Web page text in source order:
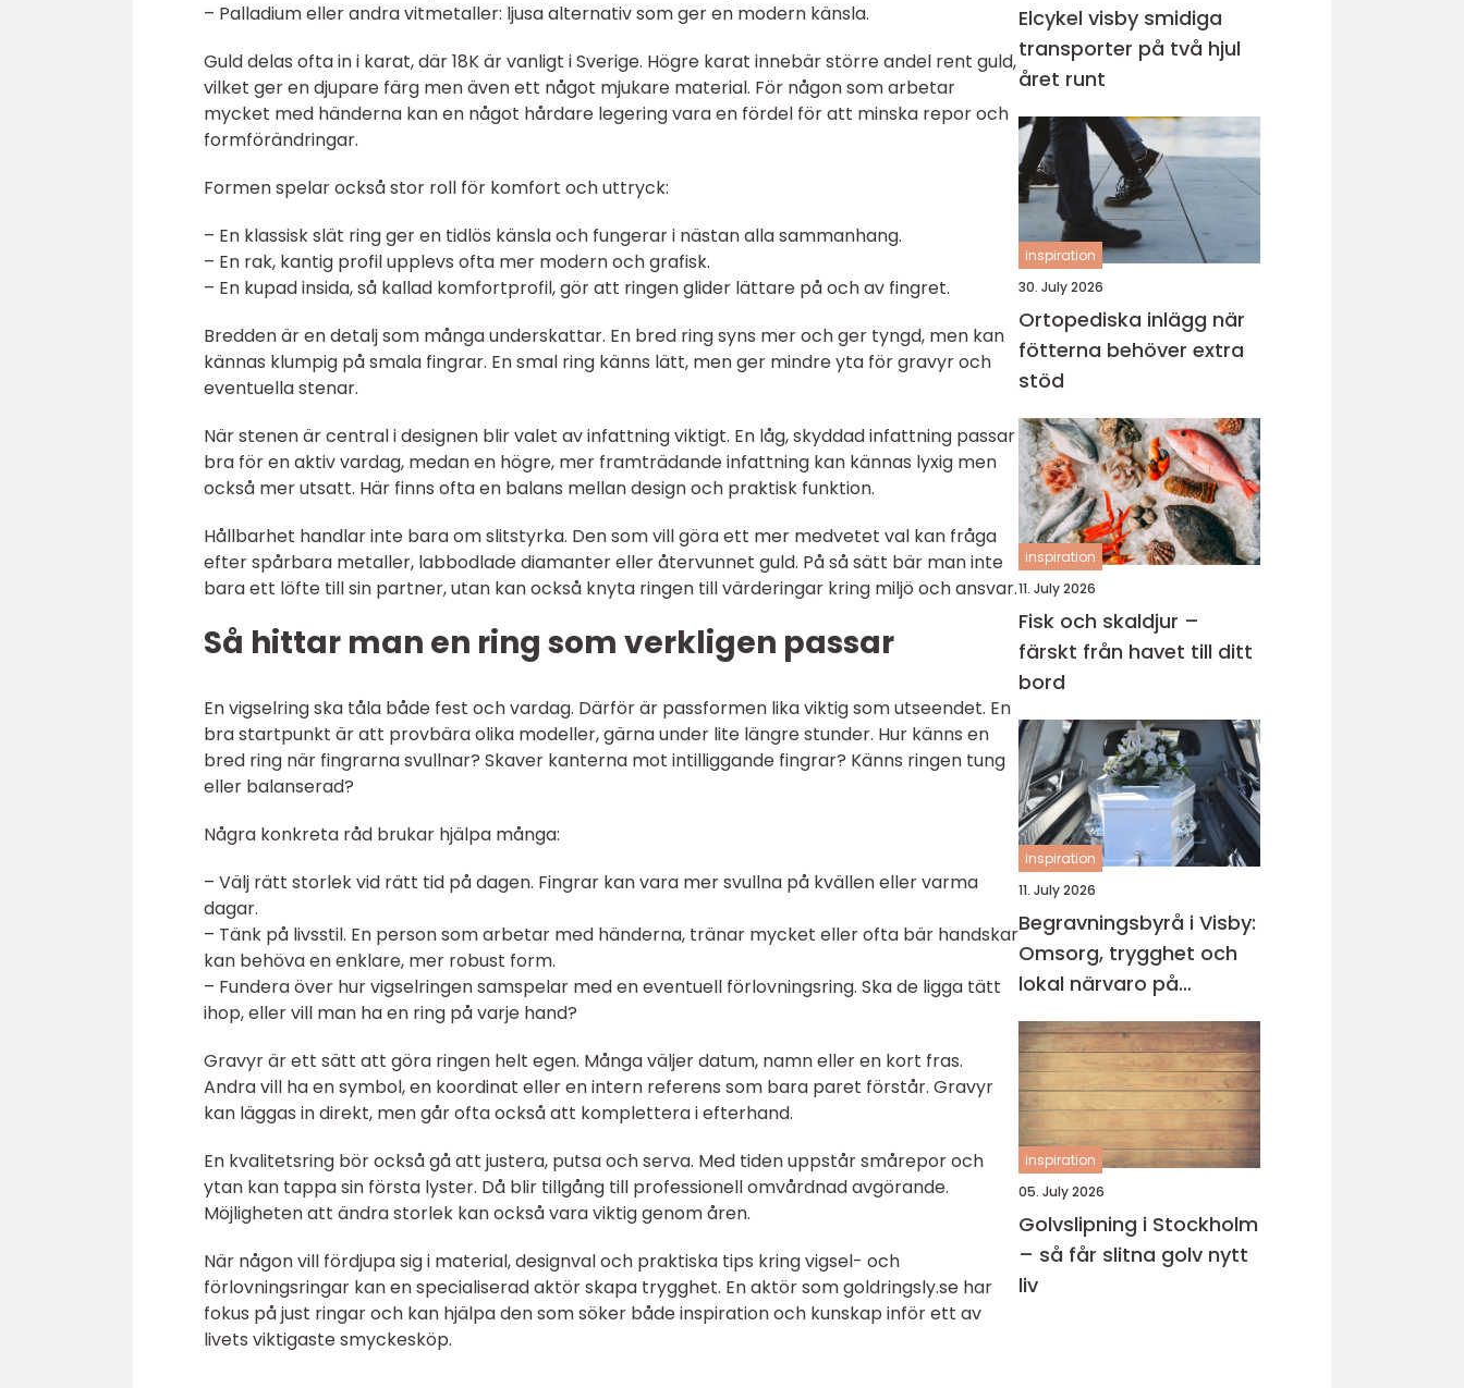
– Palladium eller andra vitmetaller: ljusa alternativ som ger en modern känsla.
Guld delas ofta in i karat, där 18K är vanligt i Sverige. Högre karat innebär större andel rent guld,
vilket ger en djupare färg men även ett något mjukare material. För någon som arbetar
mycket med händerna kan en något hårdare legering vara en fördel för att minska repor och
formförändringar.
Formen spelar också stor roll för komfort och uttryck:
– En klassisk slät ring ger en tidlös känsla och fungerar i nästan alla sammanhang.
– En rak, kantig profil upplevs ofta mer modern och grafisk.
– En kupad insida, så kallad komfortprofil, gör att ringen glider lättare på och av fingret.
Bredden är en detalj som många underskattar. En bred ring syns mer och ger tyngd, men kan
kännas klumpig på smala fingrar. En smal ring känns lätt, men ger mindre yta för gravyr och
eventuella stenar.
När stenen är central i designen blir valet av infattning viktigt. En låg, skyddad infattning passar
bra för en aktiv vardag, medan en högre, mer framträdande infattning kan kännas lyxig men
också mer utsatt. Här finns ofta en balans mellan design och praktisk funktion.
Hållbarhet handlar inte bara om slitstyrka. Den som vill göra ett mer medvetet val kan fråga
efter spårbara metaller, labbodlade diamanter eller återvunnet guld. På så sätt bär man inte
bara ett löfte till sin partner, utan kan också knyta ringen till värderingar kring miljö och ansvar.
Så hittar man en ring som verkligen passar
En vigselring ska tåla både fest och vardag. Därför är passformen lika viktig som utseendet. En
bra startpunkt är att provbära olika modeller, gärna under lite längre stunder. Hur känns en
bred ring när fingrarna svullnar? Skaver kanterna mot intilliggande fingrar? Känns ringen tung
eller balanserad?
Några konkreta råd brukar hjälpa många:
– Välj rätt storlek vid rätt tid på dagen. Fingrar kan vara mer svullna på kvällen eller varma
dagar.
– Tänk på livsstil. En person som arbetar med händerna, tränar mycket eller ofta bär handskar
kan behöva en enklare, mer robust form.
– Fundera över hur vigselringen samspelar med en eventuell förlovningsring. Ska de ligga tätt
ihop, eller vill man ha en ring på varje hand?
Gravyr är ett sätt att göra ringen helt egen. Många väljer datum, namn eller en kort fras.
Andra vill ha en symbol, en koordinat eller en intern referens som bara paret förstår. Gravyr
kan läggas in direkt, men går ofta också att komplettera i efterhand.
En kvalitetsring bör också gå att justera, putsa och serva. Med tiden uppstår smårepor och
ytan kan tappa sin första lyster. Då blir tillgång till professionell omvårdnad avgörande.
Möjligheten att ändra storlek kan också vara viktig genom åren.
När någon vill fördjupa sig i material, designval och praktiska tips kring vigsel- och
förlovningsringar kan en specialiserad aktör skapa trygghet. En aktör som goldringsly.se har
fokus på just ringar och kan hjälpa den som söker både inspiration och kunskap inför ett av
livets viktigaste smyckesköp.
Elcykel visby smidiga
transporter på två hjul
året runt
inspiration
30. July 2026
Ortopediska inlägg när
fötterna behöver extra
stöd
inspiration
11. July 2026
Fisk och skaldjur –
färskt från havet till ditt
bord
inspiration
11. July 2026
Begravningsbyrå i Visby:
Omsorg, trygghet och
lokal närvaro på
Gotland
inspiration
05. July 2026
Golvslipning i Stockholm
– så får slitna golv nytt
liv